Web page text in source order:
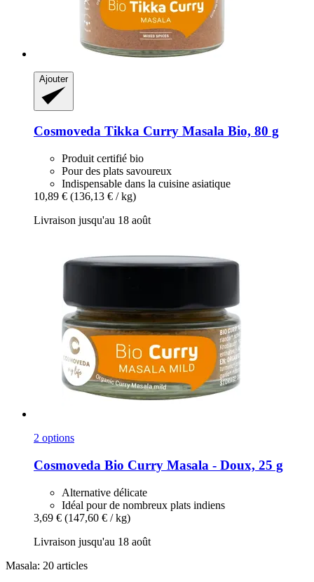
Ajouter
Cosmoveda Tikka Curry Masala Bio, 80 g
Produit certifié bio
Pour des plats savoureux
Indispensable dans la cuisine asiatique
10,89 € (136,13 € / kg)
Livraison jusqu'au 18 août
2 options
Cosmoveda Bio Curry Masala -​ Doux, 25 g
Alternative délicate
Idéal pour de nombreux plats indiens
3,69 € (147,60 € / kg)
Livraison jusqu'au 18 août
Masala: 20 articles